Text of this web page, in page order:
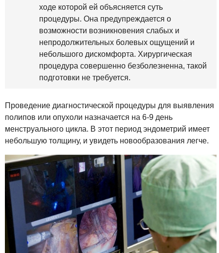
ходе которой ей объясняется суть
процедуры. Она предупреждается о
возможности возникновения слабых и
непродолжительных болевых ощущений и
небольшого дискомфорта. Хирургическая
процедура совершенно безболезненна, такой
подготовки не требуется.
Проведение диагностической процедуры для выявления
полипов или опухоли назначается на 6-9 день
менструального цикла. В этот период эндометрий имеет
небольшую толщину, и увидеть новообразования легче.